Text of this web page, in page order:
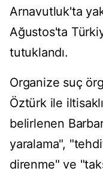
Arnavutluk'ta
Ağustos'ta
tutuklandı.
Organize suç
Öztürk ile
belirlenen
yaralama",
direnme" ve